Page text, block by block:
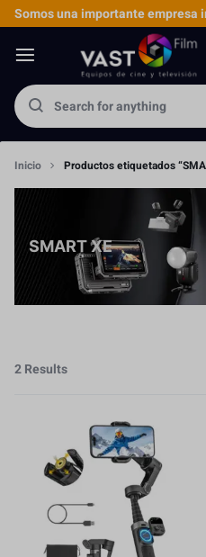
Somos una importante
Inicio Productos etiquetados
SMART XE
2 Results